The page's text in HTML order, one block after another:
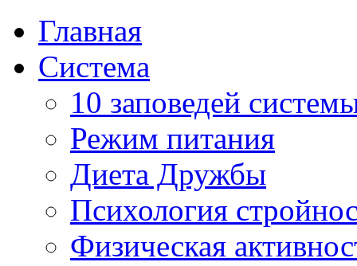
Главная
Система
10 заповедей
Режим питания
Диета Дружбы
Психология
Физическая